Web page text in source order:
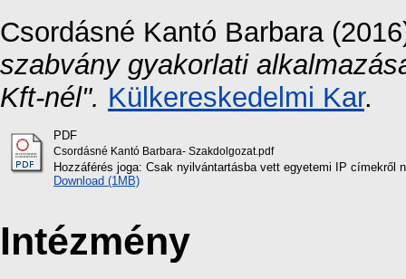
Csordásné Kantó Barbara
szabvány gyakorlati
Kft-nél". Külkereskedelmi Kar.
PDF
Csordásné Kantó Barbara- Szakdolgozat.pdf
Hozzáférés joga: Csak nyilvántartásba vett egyetemi IP címekről
Download (1MB)
Intézmény